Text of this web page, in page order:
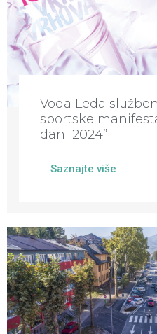
Voda Leda
sportske
dani 2024”
Saznajte više